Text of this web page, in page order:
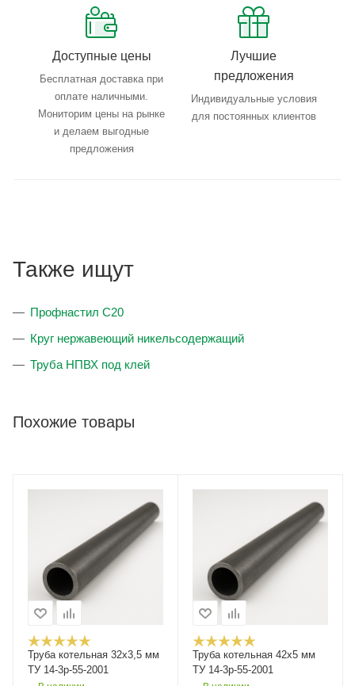
Доступные цены
Бесплатная доставка при
оплате наличными.
Мониторим цены на рынке
и делаем выгодные
предложения
Лучшие
предложения
Индивидуальные условия
для постоянных клиентов
Также ищут
Профнастил С20
Круг нержавеющий никельсодержащий
Труба НПВХ под клей
Похожие товары
Труба котельная 32х3,5 мм
ТУ 14-3р-55-2001
Труба котельная 42х5 мм
ТУ 14-3р-55-2001